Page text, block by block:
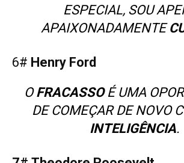
ESPECIAL, SOU
APAIXONADAMENTE
6# Henry Ford
OFRACASSOÉ UMA
DE COMEÇAR DE NOVO
INTELIGÊNCIA.